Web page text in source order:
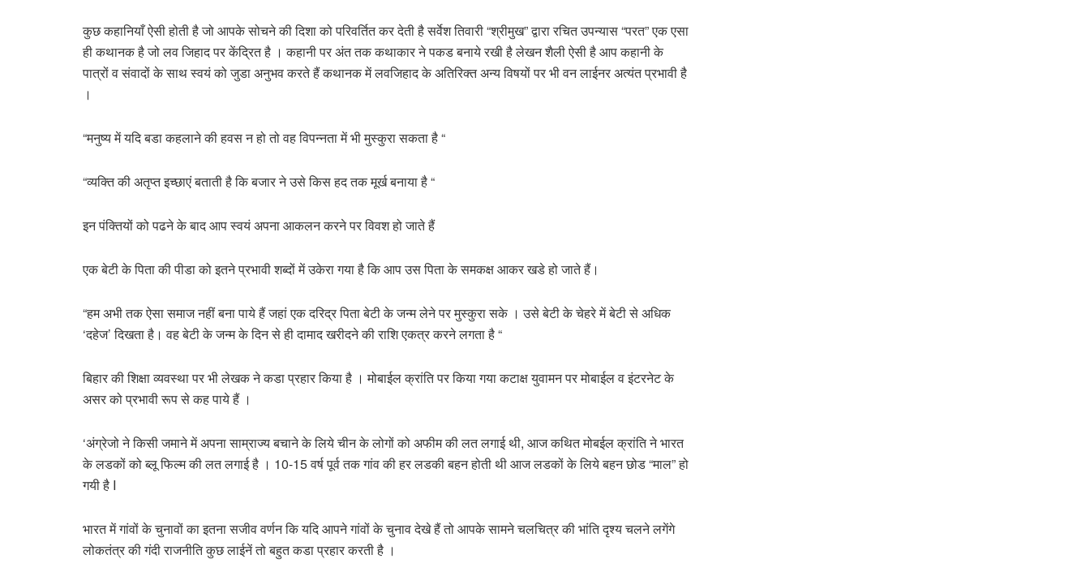
कुछ कहानियाँ ऐसी होती है जो आपके सोचने की दिशा को परिवर्तित कर देती है सर्वेश तिवारी “श्रीमुख” द्वारा रचित उपन्यास “परत” एक एसा
ही कथानक है जो लव जिहाद पर केंद्रित है । कहानी पर अंत तक कथाकार ने पकड बनाये रखी है लेखन शैली ऐसी है आप कहानी के
पात्रों व संवादों के साथ स्वयं को जुडा अनुभव करते हैं कथानक में लवजिहाद के अतिरिक्त अन्य विषयों पर भी वन लाईनर अत्यंत प्रभावी है
।
“मनुष्य में यदि बडा कहलाने की हवस न हो तो वह विपन्नता में भी मुस्कुरा सकता है “
“व्यक्ति की अतृप्त इच्छाएं बताती है कि बजार ने उसे किस हद तक मूर्ख बनाया है “
इन पंक्तियों को पढने के बाद आप स्वयं अपना आकलन करने पर विवश हो जाते हैं
एक बेटी के पिता की पीडा को इतने प्रभावी शब्दों में उकेरा गया है कि आप उस पिता के समकक्ष आकर खडे हो जाते हैं।
“हम अभी तक ऐसा समाज नहीं बना पाये हैं जहां एक दरिद्र पिता बेटी के जन्म लेने पर मुस्कुरा सके । उसे बेटी के चेहरे में बेटी से अधिक
‘दहेज’ दिखता है। वह बेटी के जन्म के दिन से ही दामाद खरीदने की राशि एकत्र करने लगता है “
बिहार की शिक्षा व्यवस्था पर भी लेखक ने कडा प्रहार किया है । मोबाईल क्रांति पर किया गया कटाक्ष युवामन पर मोबाईल व इंटरनेट के
असर को प्रभावी रूप से कह पाये हैं ।
‘अंग्रेजो ने किसी जमाने में अपना साम्राज्य बचाने के लिये चीन के लोगों को अफीम की लत लगाई थी, आज कथित मोबईल क्रांति ने भारत
के लडकों को ब्लू फिल्म की लत लगाई है । 10-15 वर्ष पूर्व तक गांव की हर लडकी बहन होती थी आज लडकों के लिये बहन छोड “माल” हो
गयी है I
भारत में गांवों के चुनावों का इतना सजीव वर्णन कि यदि आपने गांवों के चुनाव देखे हैं तो आपके सामने चलचित्र की भांति दृश्य चलने लगेंगे
लोकतंत्र की गंदी राजनीति कुछ लाईनें तो बहुत कडा प्रहार करती है ।